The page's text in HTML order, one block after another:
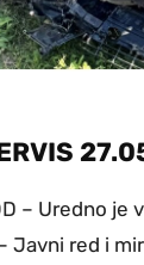
– Uredno je
Javni red i